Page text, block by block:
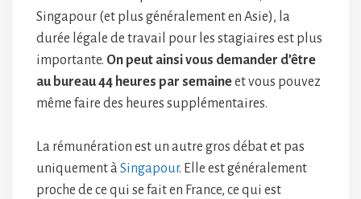
Singapour (et plus généralement en Asie), la
durée légale de travail pour les stagiaires est plus
importante. On peut ainsi vous demander d’être
au bureau 44 heures par semaineet vous pouvez
même faire des heures supplémentaires.
La rémunération est un autre gros débat et pas
uniquement àSingapour. Elle est généralement
proche de ce qui se fait en France, ce qui est